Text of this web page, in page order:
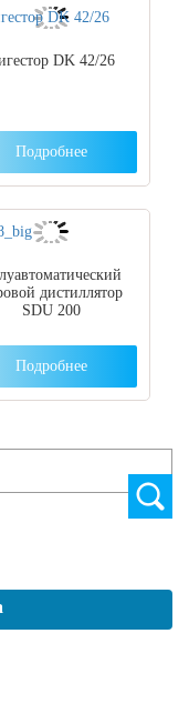
DK 42/26
Подробнее
дистиллятор
SDU 200
Подробнее